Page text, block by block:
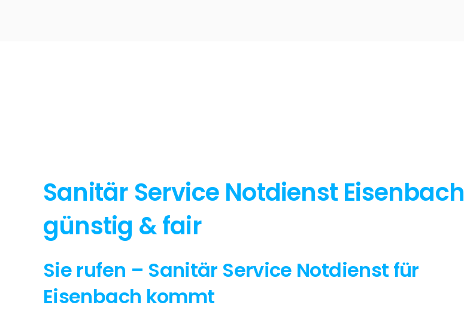
Sanitär Service Notdienst Eisenbach
günstig & fair
Sie rufen – Sanitär Service Notdienst für
Eisenbach kommt